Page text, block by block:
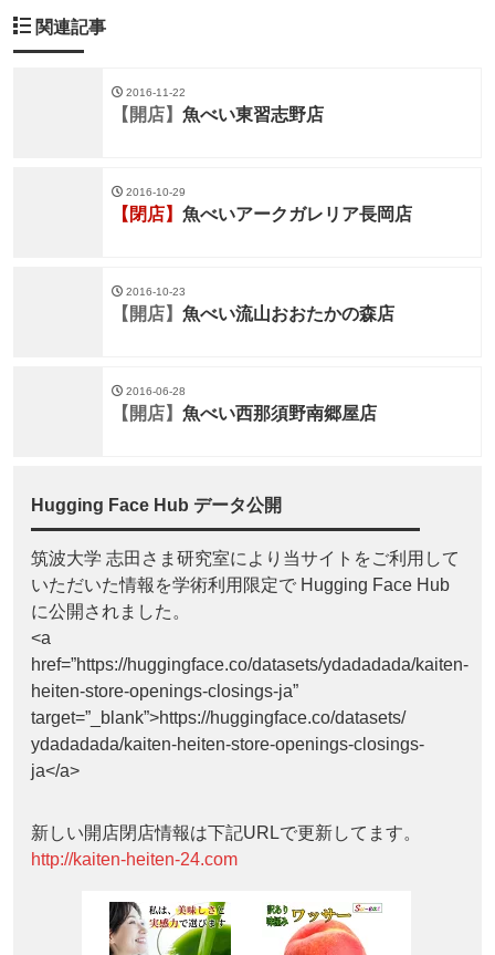
関連記事
2016-11-22
【開店】 魚べい東習志野店
2016-10-29
【閉店】 魚べいアークガレリア長岡店
2016-10-23
【開店】 魚べい流山おおたかの森店
2016-06-28
【開店】 魚べい西那須野南郷屋店
Hugging Face Hub データ公開
筑波大学 志田さま研究室により当サイトをご利用して
いただいた情報を学術利用限定で Hugging Face Hub
に公開されました。
<a
href=”https://huggingface.co/datasets/ydadadada/kaiten-
heiten-store-openings-closings-ja”
target=”_blank”>https://huggingface.co/datasets/
ydadadada/kaiten-heiten-store-openings-closings-
ja</a>
新しい開店閉店情報は下記URLで更新してます。
http://kaiten-heiten-24.com